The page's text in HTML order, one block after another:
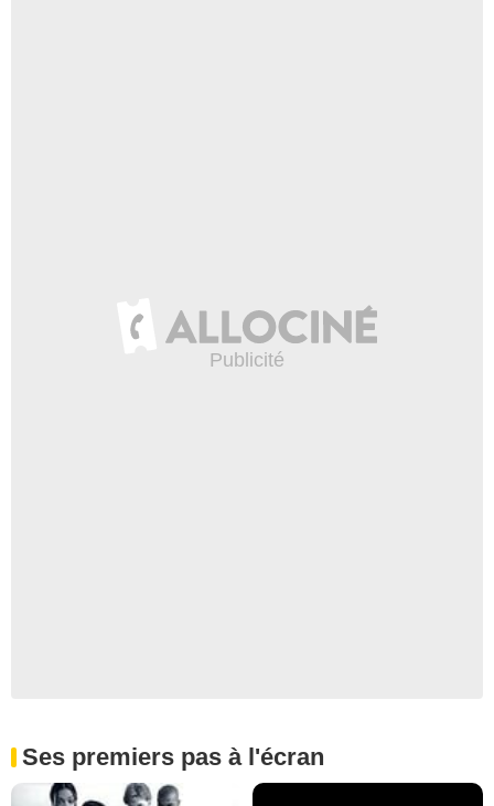
Ses premiers pas à l'écran